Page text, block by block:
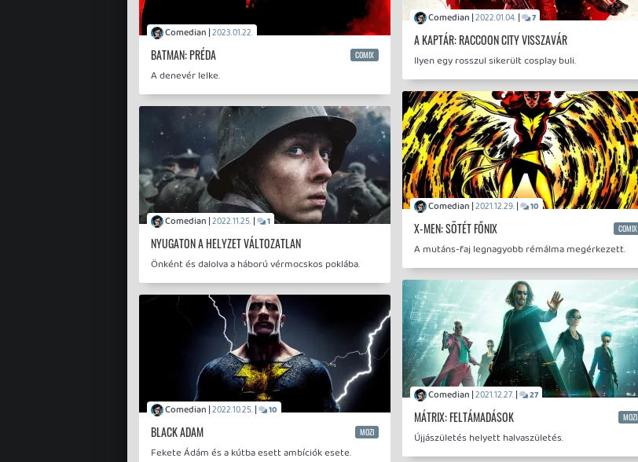
Comedian |2023.01.22.
BATMAN: PRÉDA COMIX
A denevér lelke.
Comedian |2022.11.25.| 1
NYUGATON A HELYZET VÁLTOZATLAN
Önként és dalolva a háború vérmocskos poklába.
Comedian |2022.10.25.| 10
BLACK ADAM MOZI
Fekete Ádám és a kútba esett ambíciók esete.
Comedian |2022.01.04.| 7
A KAPTÁR: RACCOON CITY VISSZAVÁR
Ilyen egy rosszul sikerült cosplay buli.
Comedian |2021.12.29.| 10
X-MEN: SÖTÉT FŐNIX COMIX
A mutáns-faj legnagyobb rémálma megérkezett.
Comedian |2021.12.27.| 27
MÁTRIX: FELTÁMADÁSOK MOZI
Újjászületés helyett halvaszületés.